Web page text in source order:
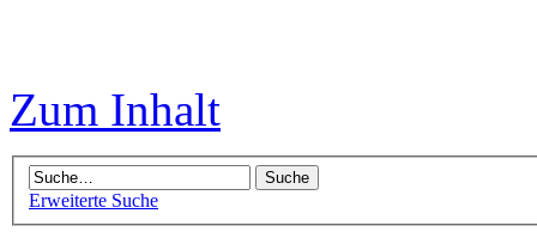
Zum Inhalt
Erweiterte Suche